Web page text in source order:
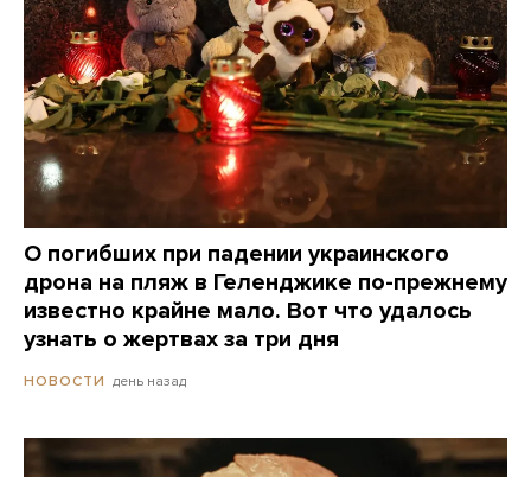
О погибших при падении украинского
дрона на пляж в Геленджике по-прежнему
известно крайне мало. Вот что удалось
узнать о жертвах за три дня
НОВОСТИ день назад